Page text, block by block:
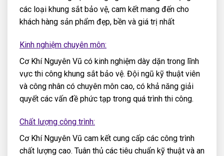
các loại khung sắt bảo vệ, cam kết mang đến cho
khách hàng sản phẩm đẹp, bền và giá trị nhất
Kinh nghiệm chuyên môn:
Cơ Khí Nguyên Vũ có kinh nghiệm dày dặn trong lĩnh
vực thi công khung sắt bảo vệ. Đội ngũ kỹ thuật viên
và công nhân có chuyên môn cao, có khả năng giải
quyết các vấn đề phức tạp trong quá trình thi công.
Chất lượng công trình:
Cơ Khí Nguyên Vũ cam kết cung cấp các công trình
chất lượng cao. Tuân thủ các tiêu chuẩn kỹ thuật và an